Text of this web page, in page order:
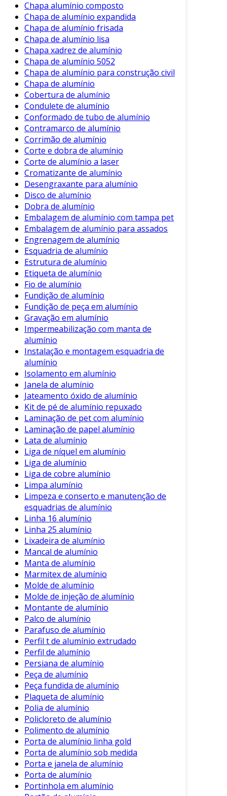
a quantidade de trabalho necessária.
2. Limpeza da Superfície
Uma limpeza profunda é essencial. Utilize água,
sabão neutro e uma esponja não abrasiva. Isso
remove sujeira, óleo e quaisquer
contaminantes que possam interferir na
aplicação de novos acabamentos.
3. Reparos Estruturais
Após a limpeza, faça os reparos necessários.
Isso pode incluir:
Soldagem de partes danificadas.
Substituição de fechos e maçanetas que
apresentem defeitos.
Aplicação de selante em áreas que
possam ter infiltrações.
4. Pintura ou Revestimento
Uma vez realizados os reparos, é hora de
aplicar o acabamento. Utilize tintas apropriadas
para alumínio ou até mesmo um revestimento
em vinil, que pode aumentar a proteção.
Lembre-se de seguir as instruções do
fabricante.
5. Secagem e Finalização
Pergunta que o baú sequem completamente
antes de usá-lo novamente. Este passo é vital
para garantir que a pintura e os reparos
estejam firmes e seguros.
Além disso, uma manutenção periódica após a
reforma pode prevenir novos danos.
Dicas Importantes
Para garantir que a reforma do seu baú de
alumínio seja bem-sucedida, considere as
seguintes dicas:
Utilize materiais de qualidade
garante uma reforma mais eficaz e
duradoura.
Use equipamentos de proteção
óculos e máscara são essenciais para
proteger sua saúde durante o processo.
Considere a ajuda profissional
estiver em más condições, pode ser mais
eficiente contar com profissionais
especializados.
Documente o processo
antes e depois pode ser útil para futuras
referências.
Além dos cuidados mencionados, esteja sempre
atento à forma como utiliza o baú após a
reforma. Isso pode potencializar ainda mais sua
durabilidade.
Conclusão
A reforma de baús de alumínio é uma prática
que traz diversos benefícios, desde a
Chapa alumínio composto
Chapa de alumínio expandida
Chapa de alumínio frisada
Chapa de alumínio lisa
Chapa xadrez de alumínio
Chapa de alumínio 5052
Chapa de alumínio para construção civil
Chapa de alumínio
Cobertura de alumínio
Condulete de alumínio
Conformado de tubo de alumínio
Contramarco de alumínio
Corrimão de alumínio
Corte e dobra de alumínio
Corte de alumínio a laser
Cromatizante de alumínio
Desengraxante para alumínio
Disco de alumínio
Dobra de alumínio
Embalagem de alumínio com tampa pet
Embalagem de alumínio para assados
Engrenagem de alumínio
Esquadria de alumínio
Estrutura de alumínio
Etiqueta de alumínio
Fio de alumínio
Fundição de alumínio
Fundição de peça em alumínio
Gravação em alumínio
Impermeabilização com manta de
alumínio
Instalação e montagem esquadria de
alumínio
Isolamento em alumínio
Janela de alumínio
Jateamento óxido de alumínio
Kit de pé de alumínio repuxado
Laminação de pet com alumínio
Laminação de papel alumínio
Lata de alumínio
Liga de níquel em alumínio
Liga de alumínio
Liga de cobre alumínio
Limpa alumínio
Limpeza e conserto e manutenção de
esquadrias de alumínio
Linha 16 alumínio
Linha 25 alumínio
Lixadeira de alumínio
Mancal de alumínio
Manta de alumínio
Marmitex de alumínio
Molde de alumínio
Molde de injeção de alumínio
Montante de alumínio
Palco de alumínio
Parafuso de alumínio
Perfil t de alumínio extrudado
Perfil de alumínio
Persiana de alumínio
Peça de alumínio
Peça fundida de alumínio
Plaqueta de alumínio
Polia de alumínio
Policloreto de alumínio
Polimento de alumínio
Porta de alumínio linha gold
Porta de alumínio sob medida
Porta e janela de alumínio
Porta de alumínio
Portinhola em alumínio